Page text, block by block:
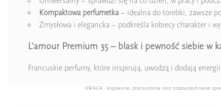
Kompaktowa perfumetka – idealna do torebki, zawsze
Zmysłowa i elegancka – podkreśla kobiecy charakter i
L'amour Premium 35 – blask i pewność siebie w
Francuskie perfumy, które inspirują, uwodzą i dodają
UWAGA - kopiowanie, przetwarzanie oraz rozpowszechnianie